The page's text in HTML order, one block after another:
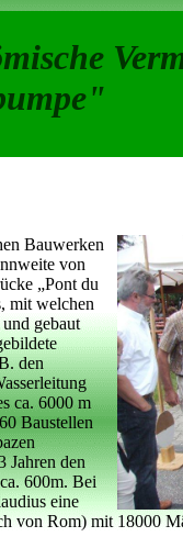
Bauwerken
von
„Pont du
mit welchen
gebaut
den
ca. 6000 m
Baustellen
Jahren den
600m. Bei
eine
von Rom) mit 18000